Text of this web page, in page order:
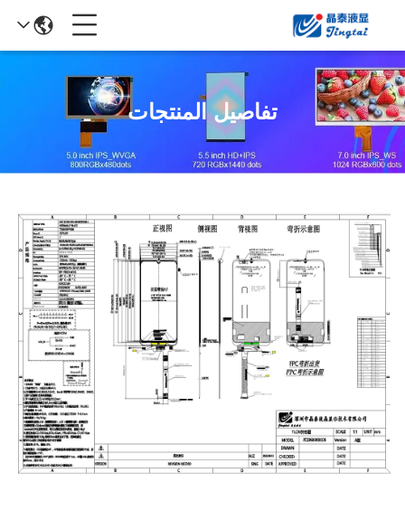
تفاصيل المنتجات